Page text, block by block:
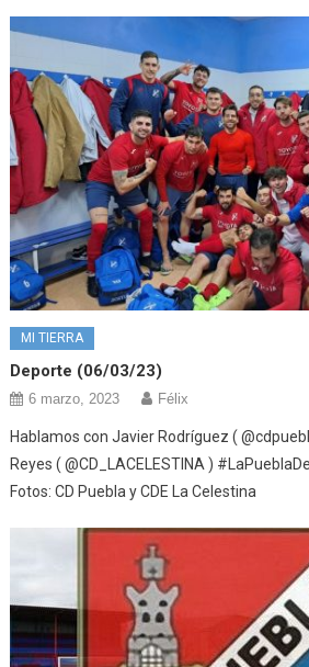
MI TIERRA
Deporte (06/03/23)
6 marzo, 2023 Félix
Hablamos con Javier Rodríguez (
Reyes ( @CD_LACELESTINA )
Fotos: CD Puebla y CDE La Celestina